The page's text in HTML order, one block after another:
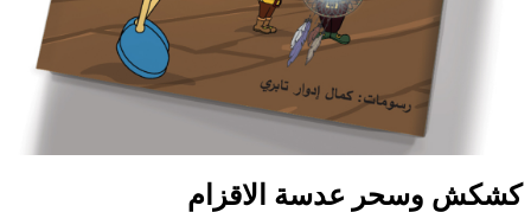
كشكش وسحر عدسة الاقزام